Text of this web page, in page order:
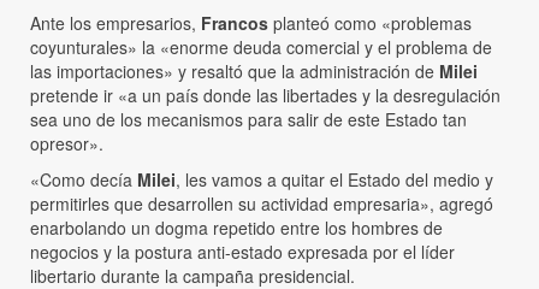
Ante los empresarios, Francos planteó como «problemas
coyunturales» la «enorme deuda comercial y el problema de
las importaciones» y resaltó que la administración de Milei
pretende ir «a un país donde las libertades y la desregulación
sea uno de los mecanismos para salir de este Estado tan
opresor».
«Como decía Milei, les vamos a quitar el Estado del medio y
permitirles que desarrollen su actividad empresaria», agregó
enarbolando un dogma repetido entre los hombres de
negocios y la postura anti-estado expresada por el líder
libertario durante la campaña presidencial.